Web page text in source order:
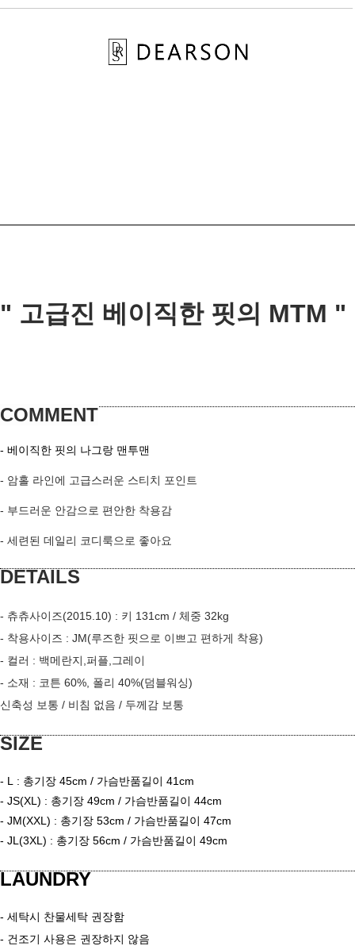
페이코 ID로 페
" 고급진 베이직한 핏의 MTM "
COMMENT
- 베이직한 핏의 나그랑 맨투맨
- 암홀 라인에 고급스러운 스티치 포인트
- 부드러운 안감으로 편안한 착용감
- 세련된 데일리 코디룩으로 좋아요
DETAILS
- 츄츄사이즈(2015.10) : 키 131cm / 체중 32kg
- 착용사이즈 : JM(루즈한 핏으로 이쁘고 편하게 착용)
- 컬러 : 백메란지,퍼플,그레이
- 소재 : 코튼 60%, 폴리 40%(덤블워싱)
신축성 보통 / 비침 없음 / 두께감 보통
SIZE
- L
: 총기장 45cm / 가슴반품길이 41cm
- JS(XL) : 총기장 49cm / 가슴반품길이 44cm
- JM(XXL) : 총기장 53cm / 가슴반품길이 47cm
- JL(3XL) : 총기장 56cm / 가슴반품길이 49cm
LAUNDRY
- 세탁시 찬물세탁 권장함
- 건조기 사용은 권장하지 않음